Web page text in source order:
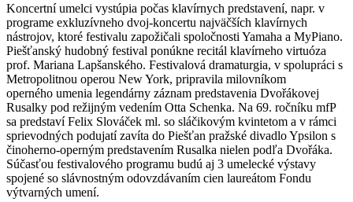
Koncertní umelci vystúpia počas klavírnych predstavení, napr. v
programe exkluzívneho dvoj-koncertu najväčších klavírnych
nástrojov, ktoré festivalu zapožičali spoločnosti Yamaha a MyPiano.
Piešťanský hudobný festival ponúkne recitál klavírneho virtuóza
prof. Mariana Lapšanského. Festivalová dramaturgia, v spolupráci s
Metropolitnou operou New York, pripravila milovníkom
operného umenia legendárny záznam predstavenia Dvořákovej
Rusalky pod režijným vedením Otta Schenka. Na 69. ročníku mfP
sa predstaví Felix Slováček ml. so sláčikovým kvintetom a v rámci
sprievodných podujatí zavíta do Piešťan pražské divadlo Ypsilon s
činoherno-operným predstavením Rusalka nielen podľa Dvořáka.
Súčasťou festivalového programu budú aj 3 umelecké výstavy
spojené so slávnostným odovzdávaním cien laureátom Fondu
výtvarných umení.